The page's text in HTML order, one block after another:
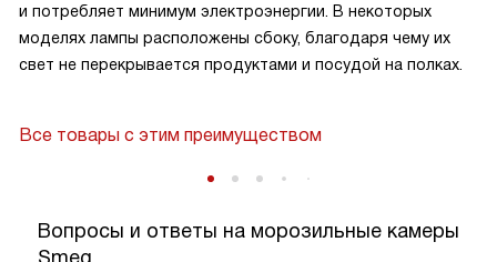
и потребляет минимум электроэнергии. В некоторых
моделях лампы расположены сбоку, благодаря чему их
свет не перекрывается продуктами и посудой на полках.
Все товары с этим преимуществом
Вопросы и ответы на морозильные камеры
Smeg